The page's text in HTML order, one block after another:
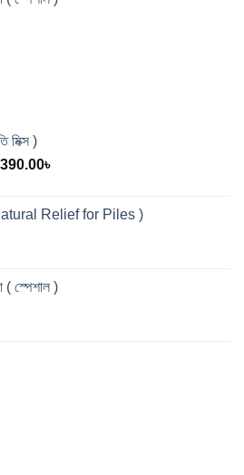
মিক্স )
৳
through
Relief for Piles )
( স্পেশাল )